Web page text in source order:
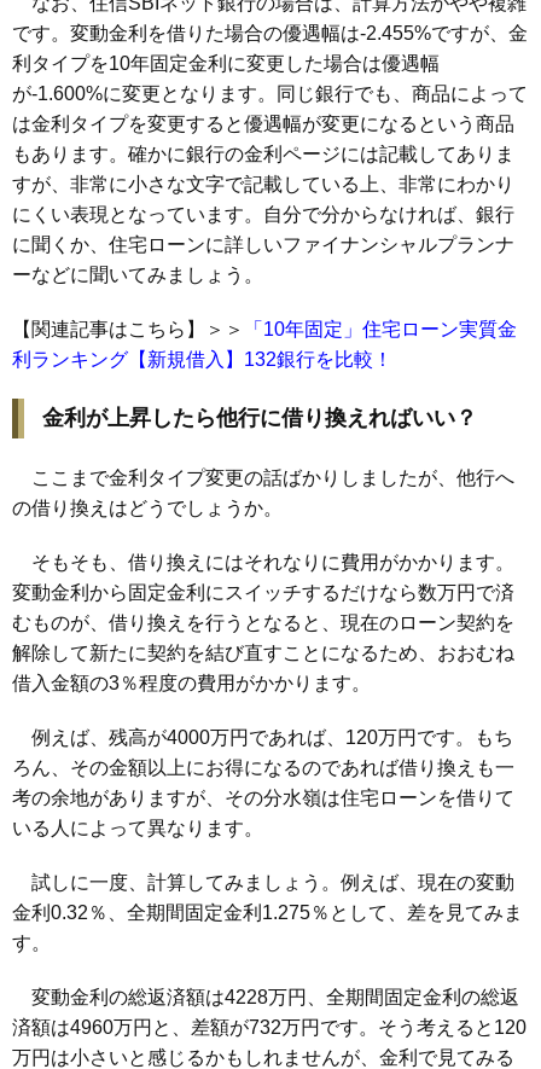
です。変動金利を借りた場合の優遇幅は-2.455%ですが、金
利タイプを10年固定金利に変更した場合は優遇幅
が-1.600%に変更となります。同じ銀行でも、商品によって
は金利タイプを変更すると優遇幅が変更になるという商品
もあります。確かに銀行の金利ページには記載してありま
すが、非常に小さな文字で記載している上、非常にわかり
にくい表現となっています。自分で分からなければ、銀行
に聞くか、住宅ローンに詳しいファイナンシャルプランナ
ーなどに聞いてみましょう。
【関連記事はこちら】＞＞
「10年固定」住宅ローン実質金
利ランキング【新規借入】132銀行を比較！
金利が上昇したら他行に借り換えればいい？
ここまで金利タイプ変更の話ばかりしましたが、他行へ
の借り換えはどうでしょうか。
そもそも、借り換えにはそれなりに費用がかかります。
変動金利から固定金利にスイッチするだけなら数万円で済
むものが、借り換えを行うとなると、現在のローン契約を
解除して新たに契約を結び直すことになるため、おおむね
借入金額の3％程度の費用がかかります。
例えば、残高が4000万円であれば、120万円です。もち
ろん、その金額以上にお得になるのであれば借り換えも一
考の余地がありますが、その分水嶺は住宅ローンを借りて
いる人によって異なります。
試しに一度、計算してみましょう。例えば、現在の変動
金利0.32％、全期間固定金利1.275％として、差を見てみま
す。
変動金利の総返済額は4228万円、全期間固定金利の総返
済額は4960万円と、差額が732万円です。そう考えると120
万円は小さいと感じるかもしれませんが、金利で見てみる